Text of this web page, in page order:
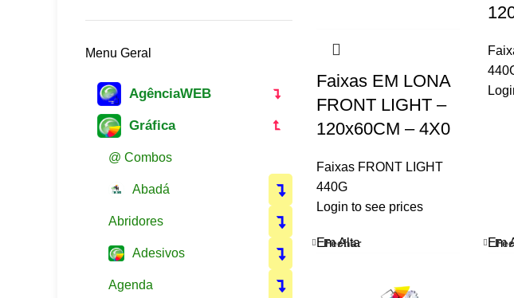
Menu Geral
AgênciaWEB
Gráfica
@ Combos
Abadá
Abridores
Adesivos
Agenda
Faixas EM LONA
FRONT LIGHT –
120x60CM – 4X0
Faixas FRONT LIGHT
440G
Login to see prices
Em Alta
Fechar Em
End: Avenida botucatu, 510 -( VER ROTA